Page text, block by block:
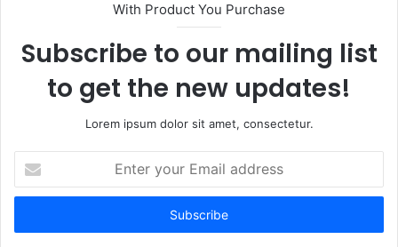
With Product You Purchase
Subscribe to our mailing list
to get the new updates!
Lorem ipsum dolor sit amet, consectetur.
your
Email